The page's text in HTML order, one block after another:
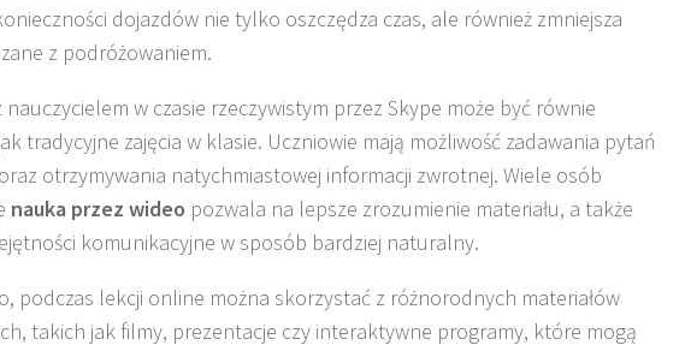
dojazdów nie tylko oszczędza czas, ale również zmniejsza
z podróżowaniem.
nauczycielem w czasie rzeczywistym przez Skype może być równie
tradycyjne zajęcia w klasie. Uczniowie mają możliwość zadawania pytań
otrzymywania natychmiastowej informacji zwrotnej. Wiele osób
nauka przez wideo pozwala na lepsze zrozumienie materiału, a także
komunikacyjne w sposób bardziej naturalny.
podczas lekcji online można skorzystać z różnorodnych materiałów
takich jak filmy, prezentacje czy interaktywne programy, które mogą